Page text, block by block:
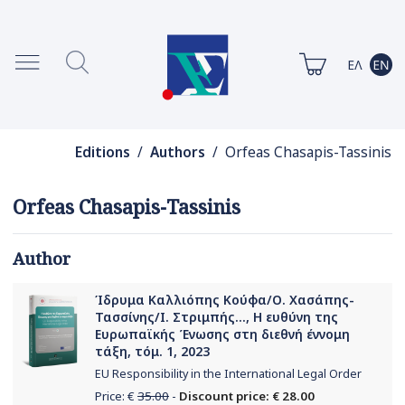
Editions / Authors / Orfeas Chasapis-Tassinis
Orfeas Chasapis-Tassinis
Author
Ίδρυμα Καλλιόπης Κούφα/Ο. Χασάπης-
Τασσίνης/Ι. Στριμπής..., H ευθύνη της
Ευρωπαϊκής Ένωσης στη διεθνή έννομη
τάξη, τόμ. 1, 2023
EU Responsibility in the International Legal Order
Price: € 35.00 - Discount price: € 28.00